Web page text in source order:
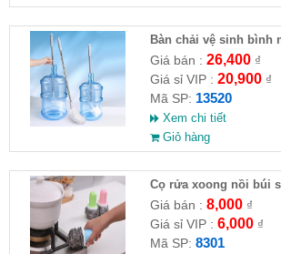
Bàn chải vệ sinh bình
Giá bán : 26,400₫
Giá sỉ VIP : 20,900₫
Mã SP: 13520
Xem chi tiết
Giỏ hàng
Cọ rửa xoong nồi búi
Giá bán : 8,000₫
Giá sỉ VIP : 6,000₫
Mã SP: 8301